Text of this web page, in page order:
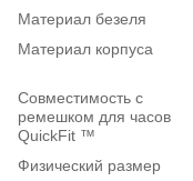
Материал безеля
Материал корпуса
Совместимость с
ремешком для часов
QuickFit ™
Физический размер